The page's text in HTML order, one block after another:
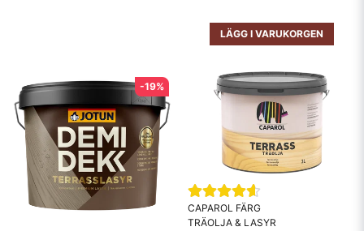
LÄGG I VARUKORGEN
-19%
CAPAROL FÄRG
TRÄOLJA & LASYR